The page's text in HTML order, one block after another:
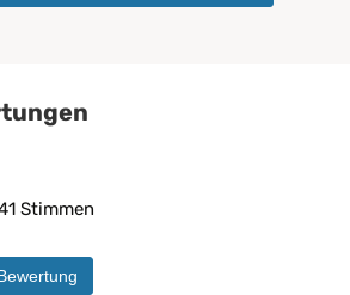
Pflegeheime
Sondermaßen auf Anfrage
Stimmen